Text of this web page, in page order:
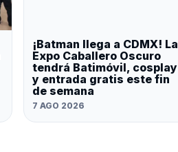
¡Batman llega a CDMX! La
Expo Caballero Oscuro
tendrá Batimóvil, cosplay
y entrada gratis este fin
de semana
7 AGO 2026